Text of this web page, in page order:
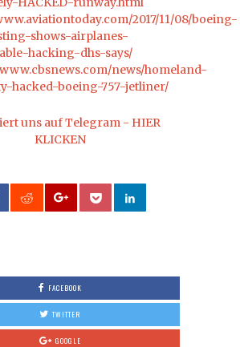
2017/11/08/boeing-
shows-airplanes-
hacking-dhs-says/
news/homeland-
hacked-boeing-757-jetliner/
uns auf Telegram - HIER
KLICKEN
FACEBOOK
TWITTER
GOOGLE